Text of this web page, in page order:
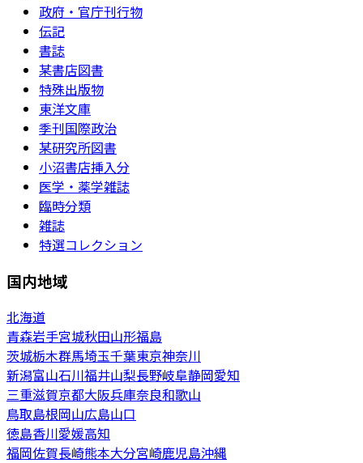
政府・官庁刊行物
伝記
書誌
某書店図書
特殊出版物
東洋文庫
季刊国際政治
某研究所図書
小沼書店挿入分
医学・薬学雑誌
臨時分類
雑誌
特選コレクション
国内地域
北海道
青森岩手宮城秋田山形福島
茨城栃木群馬埼玉千葉東京神奈川
新潟富山石川福井山梨長野岐阜静岡愛知
三重滋賀京都大阪兵庫奈良和歌山
鳥取島根岡山広島山口
徳島香川愛媛高知
福岡佐賀長崎熊本大分宮崎鹿児島沖縄